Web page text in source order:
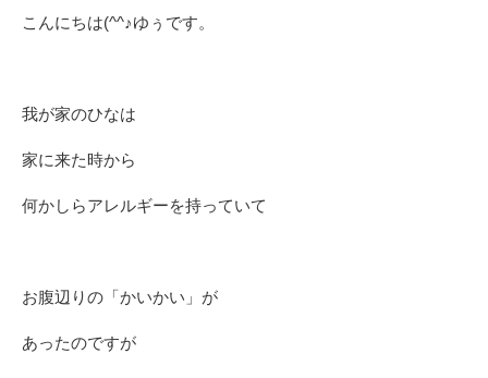
こんにちは(^^♪ゆぅです。
我が家のひなは
家に来た時から
何かしらアレルギーを持っていて
お腹辺りの「かいかい」が
あったのですが